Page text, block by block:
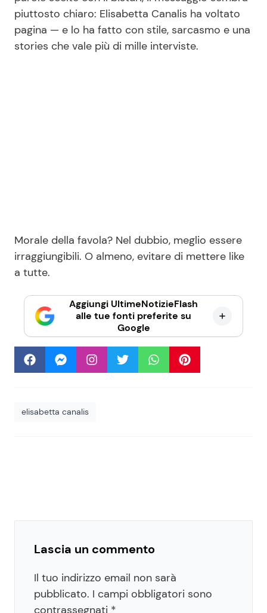
piuttosto chiaro: Elisabetta Canalis ha voltato
pagina — e lo ha fatto con stile, sarcasmo e una
stories che vale più di mille interviste.
Morale della favola? Nel dubbio, meglio essere
irraggiungibili. O almeno, evitare di mettere like
a tutte.
Aggiungi UltimeNotizieFlash
alle tue fonti preferite su
Google
elisabetta canalis
Lascia un commento
Il tuo indirizzo email non sarà
pubblicato. I campi obbligatori sono